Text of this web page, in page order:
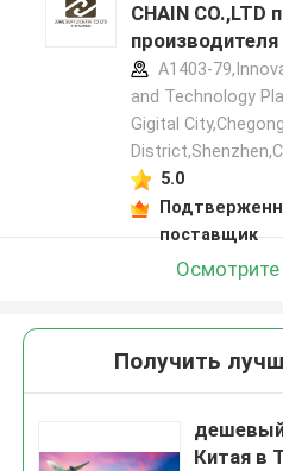
CHAIN CO.,LTD
производителя
A1403-
and Technology
Gigital
5.0
поставщик
Получить
дешевый
Китая в